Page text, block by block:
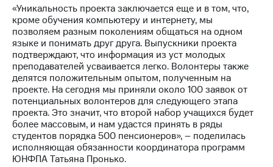
именных
облигаций
Другое
Регистратор
Реквизиты
Контакты
развитие
деловая этика
На главную
«Уникальность проекта заключается еще и в том, что,
кроме обучения компьютеру и интернету, мы
позволяем разным поколениям общаться на одном
языке и понимать друг друга. Выпускники проекта
подтверждают, что информация из уст молодых
преподавателей усваивается легко. Волонтеры также
делятся положительным опытом, полученным на
проекте. На сегодня мы приняли около 100 заявок от
потенциальных волонтеров для следующего этапа
проекта. Это значит, что второй набор учащихся будет
более массовым, и нам удастся принять в ряды
студентов порядка 500 пенсионеров», – поделилась
исполняющая обязанности координатора программ
ЮНФПА Татьяна Пронько.